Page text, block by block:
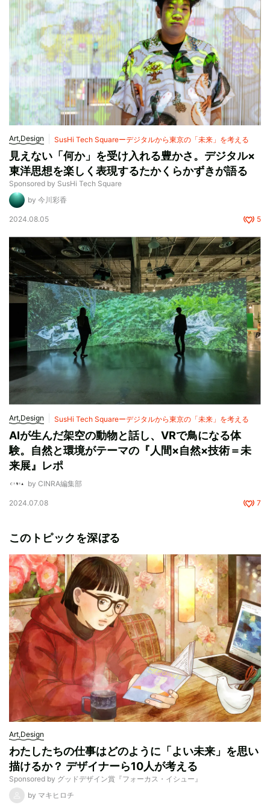
Art,Design SusHi Tech Squareーデジタルから東京の「未来」を考える
見えない「何か」を受け入れる豊かさ。デジタル×
東洋思想を楽しく表現するたかくらかずきが語る
Sponsored by SusHi Tech Square
by 今川彩香
2024.08.05 5
Art,Design SusHi Tech Squareーデジタルから東京の「未来」を考える
AIが生んだ架空の動物と話し、VRで鳥になる体
験。自然と環境がテーマの『人間×自然×技術＝未
来展』レポ
by CINRA編集部
2024.07.08 7
このトピックを深ぼる
Art,Design
わたしたちの仕事はどのように「よい未来」を思い
描けるか？ デザイナーら10人が考える
Sponsored by グッドデザイン賞『フォーカス・イシュー』
by マキヒロチ